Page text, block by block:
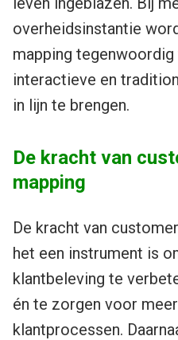
overheidsinstantie
mapping
interactieve en
in lijn te brengen.
De kracht van
mapping
De kracht van
het een instrument is
klantbeleving te
én te zorgen voor
klantprocessen.